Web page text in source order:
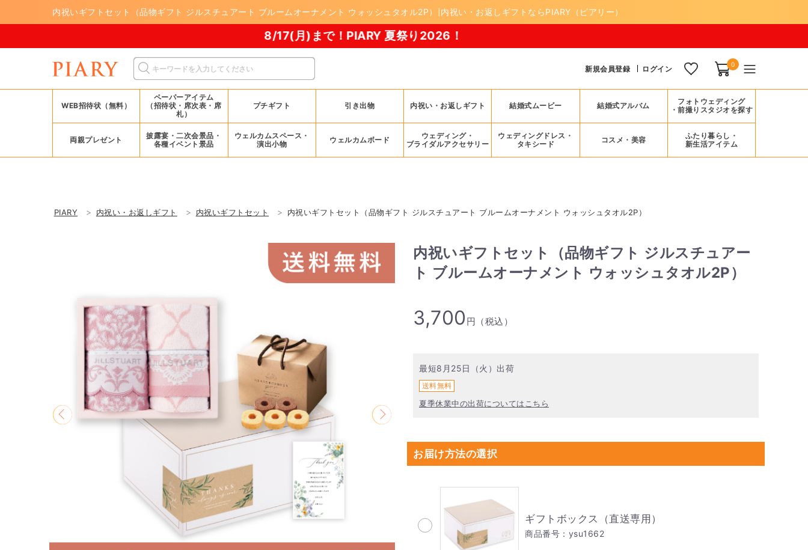
内祝いギフトセット（品物ギフト ジルスチュアート ブルームオーナメント ウォッシュタオル2P）|内祝い・お返しギフトならPIARY（ピアリー）
8/17(月)まで！PIARY 夏祭り2026！
新規会員登録 ログイン 0
WEB招待状（無料）
ペーパーアイテム
（招待状・席次表・席
札）
プチギフト 引き出物 内祝い・お返しギフト 結婚式ムービー 結婚式アルバム
フォトウェディング
・前撮りスタジオを探す
両親プレゼント
披露宴・二次会景品・
各種イベント景品
ウェルカムスペース・
演出小物
ウェルカムボード
ウェディング・
ブライダルアクセサリー
ウェディングドレス・
タキシード
コスメ・美容
ふたり暮らし・
新生活アイテム
PIARY 内祝い・お返しギフト 内祝いギフトセット 内祝いギフトセット（品物ギフト ジルスチュアート ブルームオーナメント ウォッシュタオル2P）
内祝いギフトセット（品物ギフト ジルスチュアー
ト ブルームオーナメント ウォッシュタオル2P）
3,700 円（税込）
最短8月25日（火）出荷
送料無料
夏季休業中の出荷についてはこちら
お届け方法の選択
ギフトボックス（直送専用）
商品番号：ysu1662